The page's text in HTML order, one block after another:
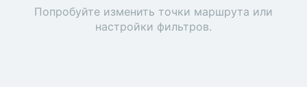
Попробуйте изменить точки маршрута или
настройки фильтров.